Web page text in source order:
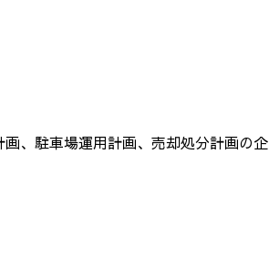
、駐車場運用計画、売却処分計画の企